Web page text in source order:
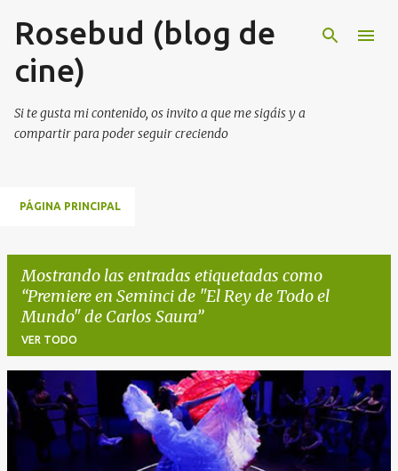
Ir al contenido principal
Rosebud (blog de
cine)
Si te gusta mi contenido, os invito a que me sigáis y a
compartir para poder seguir creciendo
PÁGINA PRINCIPAL
Mostrando las entradas etiquetadas como
Premiere en Seminci de "El Rey de Todo el
Mundo" de Carlos Saura
VER TODO
E
n